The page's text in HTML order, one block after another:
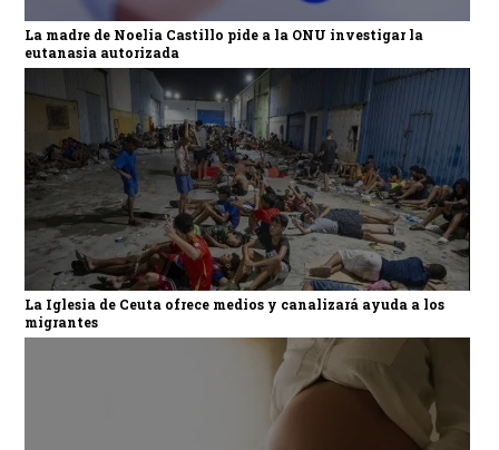
La madre de Noelia Castillo pide a la ONU investigar la
eutanasia autorizada
La Iglesia de Ceuta ofrece medios y canalizará ayuda a los
migrantes